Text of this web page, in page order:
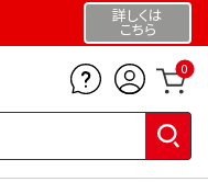
詳しくは
こちら
0